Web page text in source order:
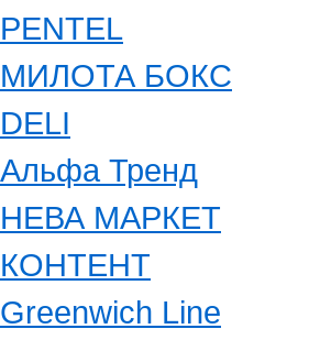
PENTEL
МИЛОТА БОКС
DELI
Альфа Тренд
НЕВА МАРКЕТ
КОНТЕНТ
Greenwich Line